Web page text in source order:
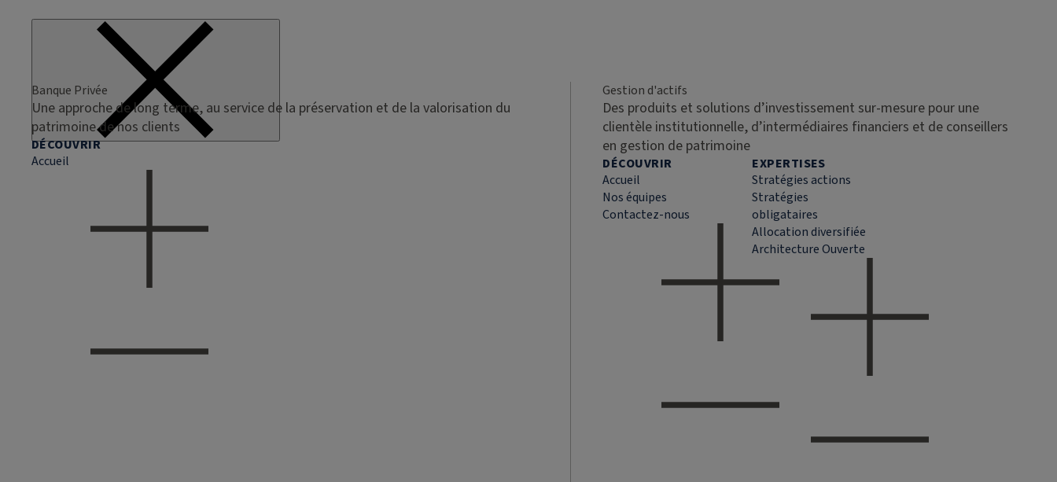
Banque Privée
Une approche de long terme, au service de la préservation et de la valorisation du
patrimoine de nos clients
DÉCOUVRIR
Accueil
Gestion d'actifs
Des produits et solutions d’investissement sur-mesure pour une
clientèle institutionnelle, d’intermédiaires financiers et de conseillers
en gestion de patrimoine
DÉCOUVRIR
Accueil
Nos équipes
Contactez-nous
EXPERTISES
Stratégies actions
Stratégies
obligataires
Allocation diversifiée
Architecture Ouverte